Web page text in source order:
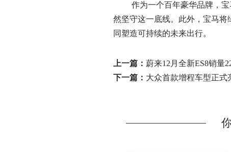
作为一个百年豪华品牌，宝
然坚守这一底线。此外，宝马
同塑造可持续的未来出行。
上一篇： 蔚来12月全新ES8销量
下一篇： 大众首款增程车型正式